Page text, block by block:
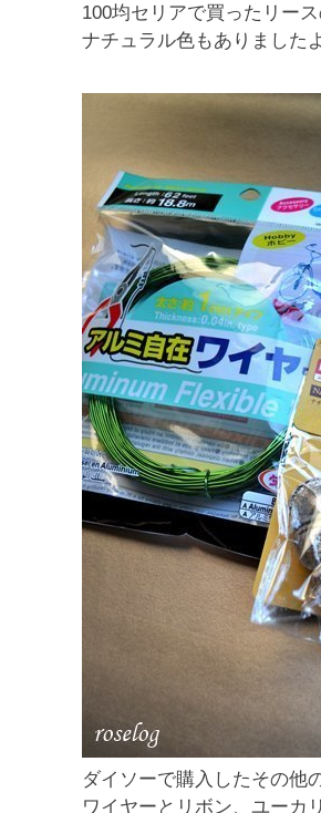
100均セリアで買ったリー
ナチュラル色もありましたよ
ダイソーで購入したその他
ワイヤーとリボン、ユーカ